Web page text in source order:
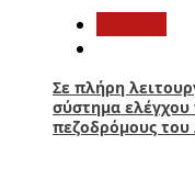
Σε πλήρη
σύστημα
πεζοδρόμους του